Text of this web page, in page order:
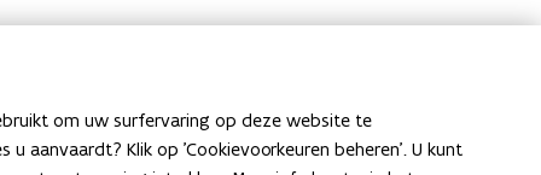
om uw surfervaring op deze website te
aanvaardt? Klik op 'Cookievoorkeuren beheren'. U kunt